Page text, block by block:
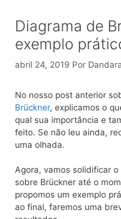
Diagrama de
exemplo
abril 24, 2019 Por
No nosso post anterior
Brückner, explicamos o
qual sua importância e
feito. Se não leu ainda,
uma olhada.
Agora, vamos solidificar
sobre Brückner até o
propomos um exemplo
ao final, faremos uma